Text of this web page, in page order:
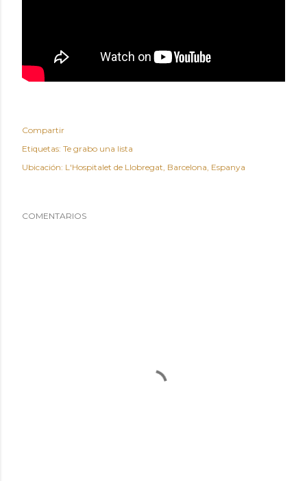
Compartir
Etiquetas: Te grabo una lista
Ubicación: L'Hospitalet de Llobregat, Barcelona, Espanya
COMENTARIOS